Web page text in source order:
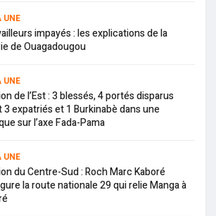
UNE
impayés : les explications de la
de Ouagadougou
UNE
de l’Est : 3 blessés, 4 portés disparus
3 expatriés et 1 Burkinabè dans une
sur l’axe Fada-Pama
UNE
du Centre-Sud : Roch Marc Kaboré
la route nationale 29 qui relie Manga à